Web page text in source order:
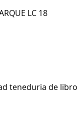
LC 18
teneduria de